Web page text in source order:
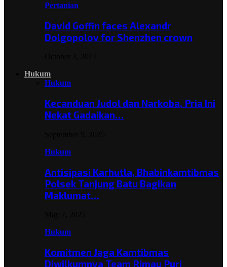
Pertanian
David Goffin faces Alexandr
Dolgopolov for Shenzhen crown
Hukum
Hukum
Kecanduan Judol dan Narkoba, Pria Ini
Nekat Gadaikan…
Hukum
Antisipasi Karhutla, Bhabinkamtibmas
Polsek Tanjung Batu Bagikan
Maklumat…
Hukum
Komitmen Jaga Kamtibmas
Diwilkumnya Team Rimau Puri